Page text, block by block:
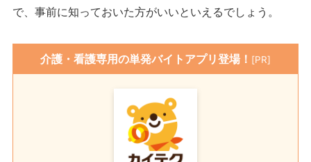
で、事前に知っておいた方がいいといえるでしょう。
介護・看護専用の単発バイトアプリ登場！ [PR]